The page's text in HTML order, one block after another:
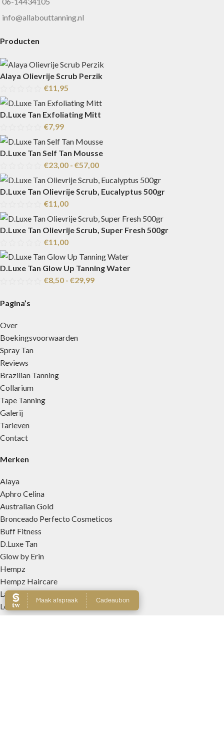
info@allabouttanning.nl
Producten
Alaya Olievrije Scrub Perzik
€11,95
D.Luxe Tan Exfoliating Mitt
€7,99
D.Luxe Tan Self Tan Mousse
€23,00 - €57,00
D.Luxe Tan Olievrije Scrub, Eucalyptus 500gr
€11,00
D.Luxe Tan Olievrije Scrub, Super Fresh 500gr
€11,00
D.Luxe Tan Glow Up Tanning Water
€8,50 - €29,99
Pagina’s
Over
Boekingsvoorwaarden
Spray Tan
Reviews
Brazilian Tanning
Collarium
Tape Tanning
Galerij
Tarieven
Contact
Merken
Alaya
Aphro Celina
Australian Gold
Bronceado Perfecto Cosmeticos
Buff Fitness
D.Luxe Tan
Glow by Erin
Hempz
Hempz Haircare
Laouta
Le Beach
Nanolash